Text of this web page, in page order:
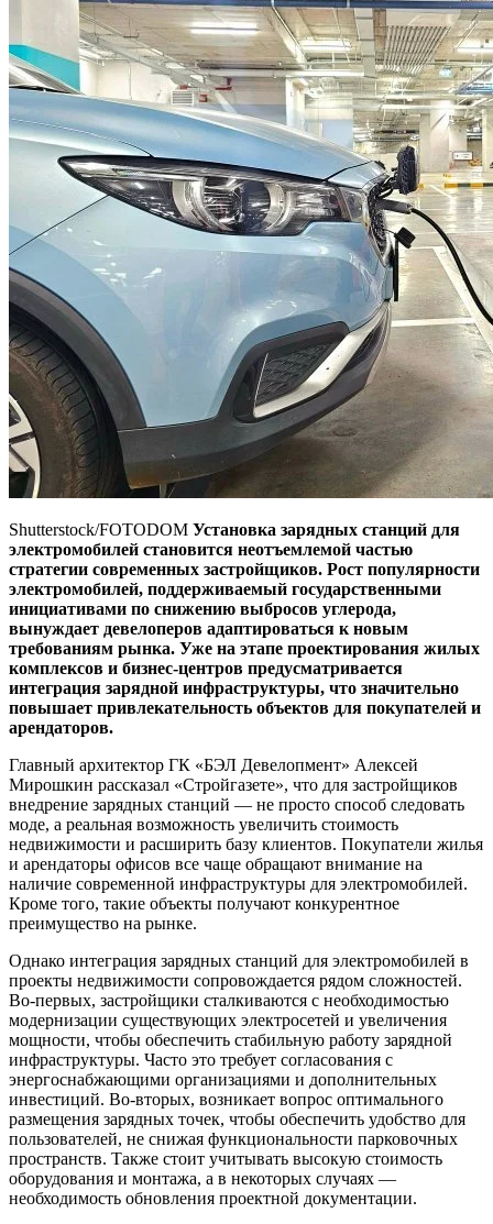
Shutterstock/FOTODOM Установка зарядных станций для
электромобилей становится неотъемлемой частью
стратегии современных застройщиков. Рост популярности
электромобилей, поддерживаемый государственными
инициативами по снижению выбросов углерода,
вынуждает девелоперов адаптироваться к новым
требованиям рынка. Уже на этапе проектирования жилых
комплексов и бизнес-центров предусматривается
интеграция зарядной инфраструктуры, что значительно
повышает привлекательность объектов для покупателей и
арендаторов.
Главный архитектор ГК «БЭЛ Девелопмент» Алексей
Мирошкин рассказал «Стройгазете», что для застройщиков
внедрение зарядных станций — не просто способ следовать
моде, а реальная возможность увеличить стоимость
недвижимости и расширить базу клиентов. Покупатели жилья
и арендаторы офисов все чаще обращают внимание на
наличие современной инфраструктуры для электромобилей.
Кроме того, такие объекты получают конкурентное
преимущество на рынке.
Однако интеграция зарядных станций для электромобилей в
проекты недвижимости сопровождается рядом сложностей.
Во-первых, застройщики сталкиваются с необходимостью
модернизации существующих электросетей и увеличения
мощности, чтобы обеспечить стабильную работу зарядной
инфраструктуры. Часто это требует согласования с
энергоснабжающими организациями и дополнительных
инвестиций. Во-вторых, возникает вопрос оптимального
размещения зарядных точек, чтобы обеспечить удобство для
пользователей, не снижая функциональности парковочных
пространств. Также стоит учитывать высокую стоимость
оборудования и монтажа, а в некоторых случаях —
необходимость обновления проектной документации.